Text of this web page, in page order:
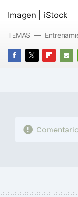
Imagen | iStock
FACEBOOK
TWITTERFLIPBOARD
E-
TEMAS